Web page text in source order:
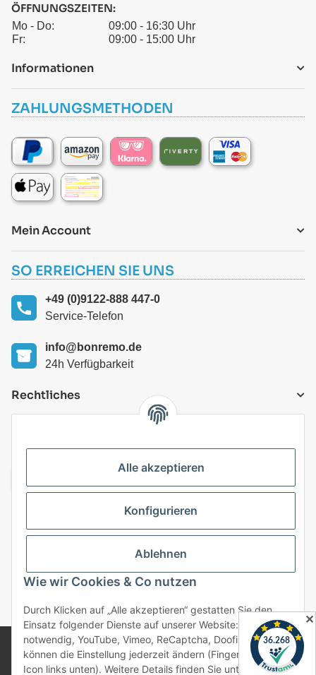
ÖFFNUNGSZEITEN:
Mo - Do:
09:00 - 16:30 Uhr
Fr:
09:00 - 15:00 Uhr
Informationen
ZAHLUNGSMETHODEN
Mein Account
SO ERREICHEN SIE UNS
+49 (0)9122-888 447-0
Service-Telefon
info@bonremo.de
24h Verfügbarkeit
Rechtliches
Vertrag widerrufen
* Alle Preise inkl. gesetzlicher USt., zzgl.Versand
© 2025 bonremo.de. Alle Rechte vorbehalten.
Alle verwendeten Markennamen u. Bezeichnungen sind
Alle akzeptieren
Konfigurieren
Ablehnen
Wie wir Cookies & Co nutzen
Durch Klicken auf „Alle akzeptieren“ gestatten Sie den
Einsatz folgender Dienste auf unserer Website: Technisch
notwendig, YouTube, Vimeo, ReCaptcha, Doofinder. Sie
können die Einstellung jederzeit ändern (Fingerabdruck-
Icon links unten). Weitere Details finden Sie unter
✕